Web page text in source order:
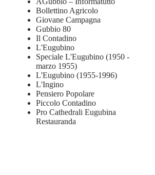
Bollettino Agricolo
Giovane Campagna
Gubbio 80
Il Contadino
L'Eugubino
Speciale L'Eugubino (1950 -
marzo 1955)
L'Eugubino (1955-1996)
L'Ingino
Pensiero Popolare
Piccolo Contadino
Pro Cathedrali Eugubina
Restauranda